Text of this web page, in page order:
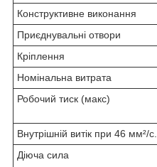
Конструктивне виконання
Приєднувальні отвори
Кріплення
Номінальна витрата
Робочий тиск (макс)
Внутрішній витік при 46 мм²/с.
Діюча сила